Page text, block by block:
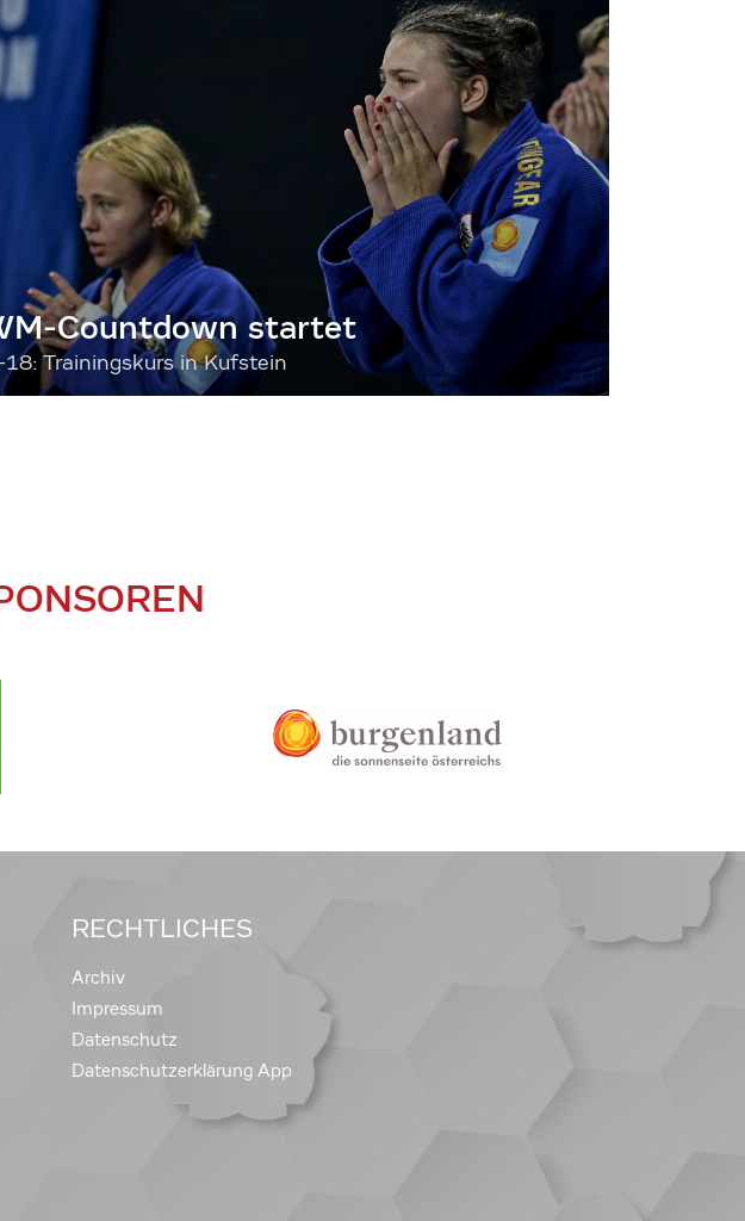
Countdown startet
18: Trainingskurs in Kufstein
RECHTLICHES
Archiv
Impressum
Datenschutz
Datenschutzerklärung App